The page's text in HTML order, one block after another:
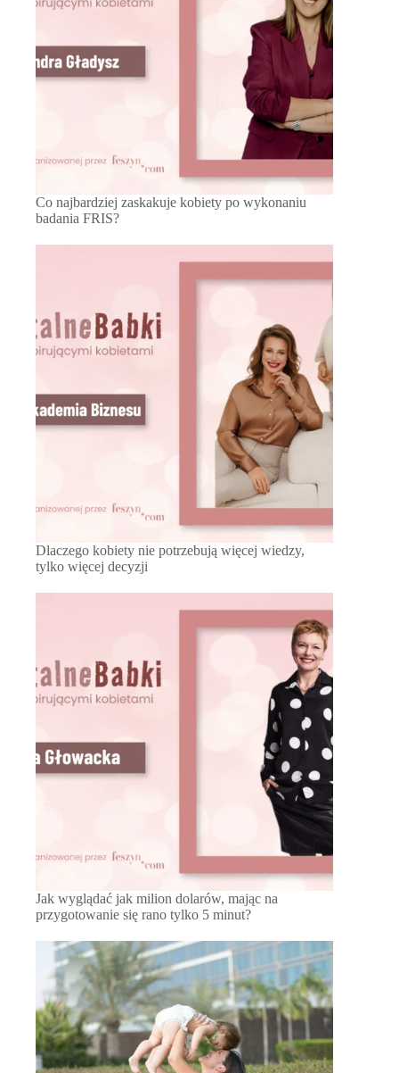
Co najbardziej zaskakuje kobiety po wykonaniu
badania FRIS?
Dlaczego kobiety nie potrzebują więcej wiedzy,
tylko więcej decyzji
Jak wyglądać jak milion dolarów, mając na
przygotowanie się rano tylko 5 minut?